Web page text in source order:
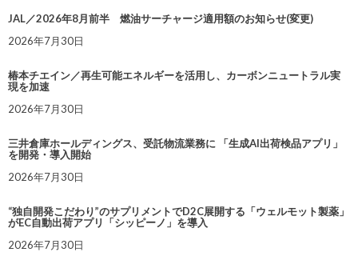
JAL／2026年8月前半 燃油サーチャージ適用額のお知らせ(変更)
2026年7月30日
椿本チエイン／再生可能エネルギーを活用し、カーボンニュートラル実
現を加速
2026年7月30日
三井倉庫ホールディングス、受託物流業務に 「生成AI出荷検品アプリ」
を開発・導入開始
2026年7月30日
“独自開発こだわり”のサプリメントでD2C展開する「ウェルモット製薬」
がEC自動出荷アプリ「シッピーノ」を導入
2026年7月30日